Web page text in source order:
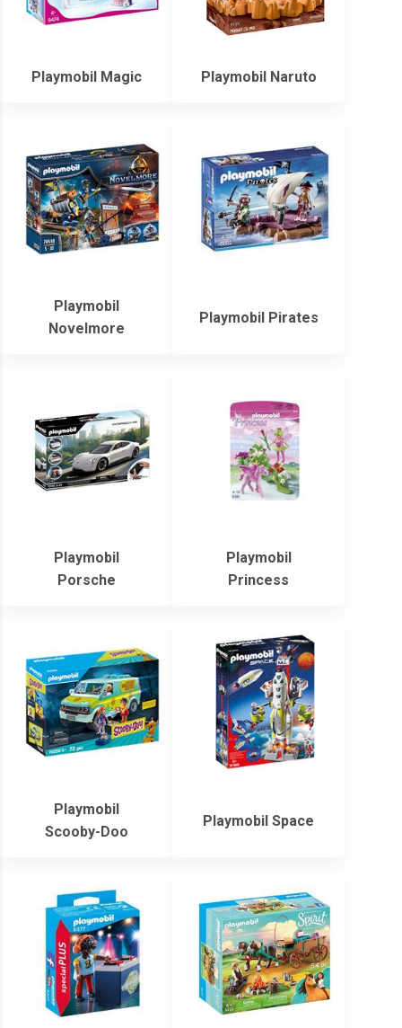
Playmobil Magic Playmobil Naruto
Playmobil
Novelmore
Playmobil Pirates
Playmobil
Porsche
Playmobil
Princess
Playmobil
Scooby-Doo
Playmobil Space